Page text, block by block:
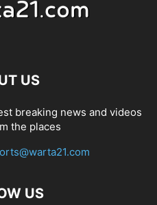
US
breaking news and videos
the places
US